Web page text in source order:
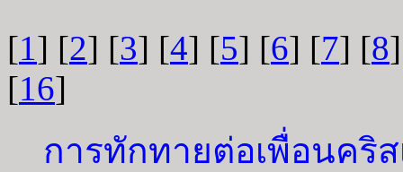
[1] [2] [3] [4] [5] [6] [7] [8
[16]
การทักทายต่อเพื่อนคริ